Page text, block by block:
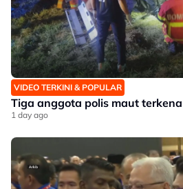
VIDEO TERKINI & POPULAR
Tiga anggota polis maut
1 day ago